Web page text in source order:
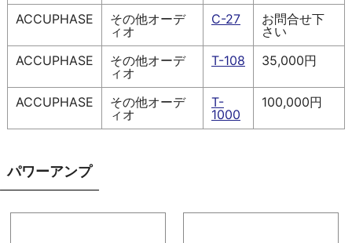
ACCUPHASE
その他オーデ
ィオ
C-27
お問合せ下
さい
ACCUPHASE
その他オーデ
ィオ
T-108 35,000円
ACCUPHASE
その他オーデ
ィオ
T-
1000
100,000円
パワーアンプ